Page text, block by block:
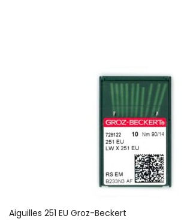
Aiguilles 251 EU Groz-Beckert